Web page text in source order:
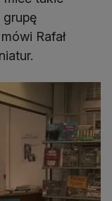
grupę
Rafał